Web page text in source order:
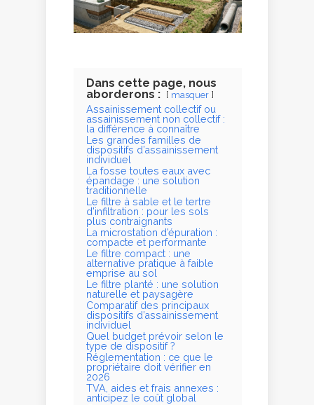
Dans cette page, nous
aborderons :
masquer
Assainissement collectif ou
assainissement non collectif :
la différence à connaître
Les grandes familles de
dispositifs d’assainissement
individuel
La fosse toutes eaux avec
épandage : une solution
traditionnelle
Le filtre à sable et le tertre
d’infiltration : pour les sols
plus contraignants
La microstation d’épuration :
compacte et performante
Le filtre compact : une
alternative pratique à faible
emprise au sol
Le filtre planté : une solution
naturelle et paysagère
Comparatif des principaux
dispositifs d’assainissement
individuel
Quel budget prévoir selon le
type de dispositif ?
Réglementation : ce que le
propriétaire doit vérifier en
2026
TVA, aides et frais annexes :
anticipez le coût global